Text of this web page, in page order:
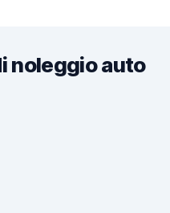
noleggio auto